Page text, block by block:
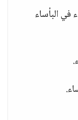
في البأساء